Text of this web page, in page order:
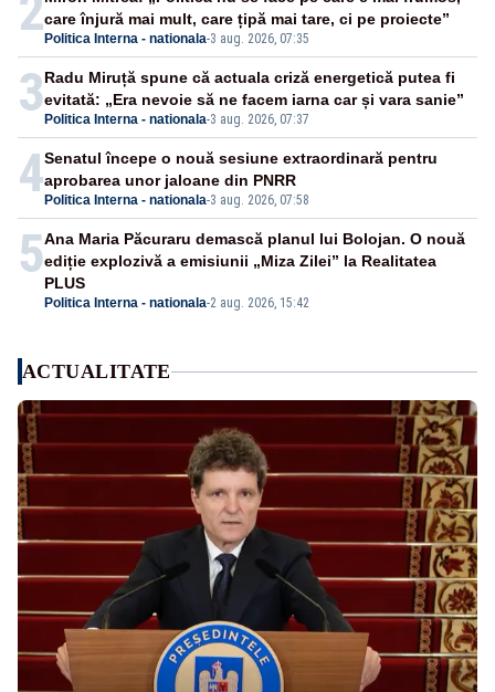
Politica Interna - nationala-3 aug. 2026, 07:35
care înjură mai mult, care țipă mai tare, ci pe proiecte”
3 Politica Interna - nationala-3 aug. 2026, 07:37
Radu Miruță spune că actuala criză energetică putea fi
evitată: „Era nevoie să ne facem iarna car și vara sanie”
4 Politica Interna - nationala-3 aug. 2026, 07:58
Senatul începe o nouă sesiune extraordinară pentru
aprobarea unor jaloane din PNRR
5
Politica Interna - nationala-2 aug. 2026, 15:42
Ana Maria Păcuraru demască planul lui Bolojan. O nouă
ediție explozivă a emisiunii „Miza Zilei” la Realitatea
PLUS
ACTUALITATE